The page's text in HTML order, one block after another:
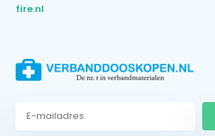
fire.nl